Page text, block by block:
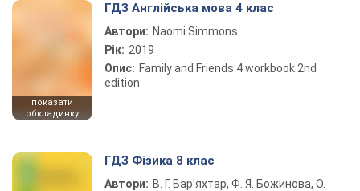
показати
обкладинку
ГДЗ Англійська мова 4 клас
Автори: Naomi Simmons
Рік: 2019
Опис: Family and Friends 4 workbook 2nd
edition
ГДЗ Фізика 8 клас
Автори: В. Г. Бар’яхтар, Ф. Я. Божинова, О.